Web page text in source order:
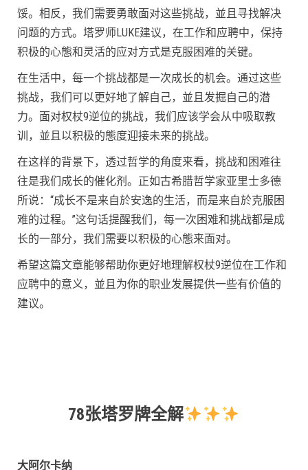
馁。相反，我们需要勇敢面对这些挑战，並且寻找解决
问题的方式。塔罗师LUKE建议，在工作和应聘中，保持
积极的心態和灵活的应对方式是克服困难的关键。
在生活中，每一个挑战都是一次成长的机会。通过这些
挑战，我们可以更好地了解自己，並且发掘自己的潜
力。面对权杖9逆位的挑战，我们应该学会从中吸取教
训，並且以积极的態度迎接未来的挑战。
在这样的背景下，透过哲学的角度来看，挑战和困难往
往是我们成长的催化剂。正如古希腊哲学家亚里士多德
所说：“成长不是来自於安逸的生活，而是来自於克服困
难的过程。”这句话提醒我们，每一次困难和挑战都是成
长的一部分，我们需要以积极的心態来面对。
希望这篇文章能够帮助你更好地理解权杖9逆位在工作和
应聘中的意义，並且为你的职业发展提供一些有价值的
建议。
78张塔罗牌全解
大阿尔卡纳